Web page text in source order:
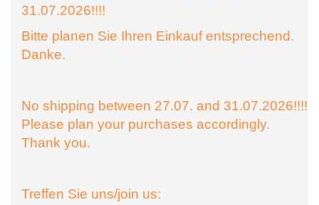
31.07.2026!!!!
Bitte planen Sie Ihren Einkauf entsprechend.
Danke.
No shipping between 27.07. and 31.07.2026!!!!
Please plan your purchases accordingly.
Thank you.
Treffen Sie uns/join us: